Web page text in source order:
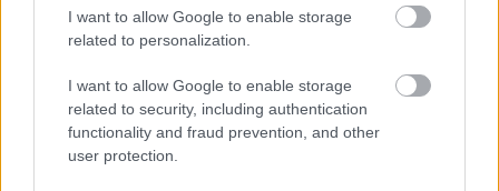
I want to allow Google to enable storage
related to personalization.
I want to allow Google to enable storage
related to security, including authentication
functionality and fraud prevention, and other
user protection.
pedig még emlékszik az első részre, a
Harmadnaposok 2.-vel tehet majd próbát.
> a top 10, november 23 - 26. (csütörtök-vasárnap)
film
csüt-vas